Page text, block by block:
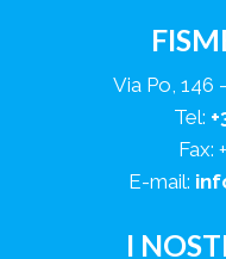
Via Po, 146
Tel:
Fax:
E-mail:
I